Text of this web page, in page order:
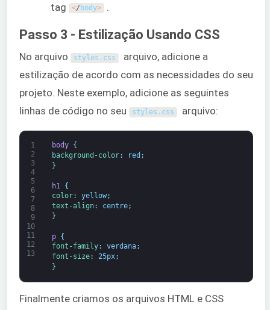
tag
</ body> .
Passo 3 - Estilização Usando CSS
No arquivo styles . css arquivo, adicione a
estilização de acordo com as necessidades do seu
projeto. Neste exemplo, adicione as seguintes
linhas de código no seu
styles . css arquivo:
1
2
3
4
5
6
7
8
9
10
11
12
13
body {
background-color: red ;
}
h1
{
color: yellow;
text-align: centre;
}
p {
font-family: verdana;
font-size: 25px;
}
Finalmente criamos os arquivos HTML e CSS